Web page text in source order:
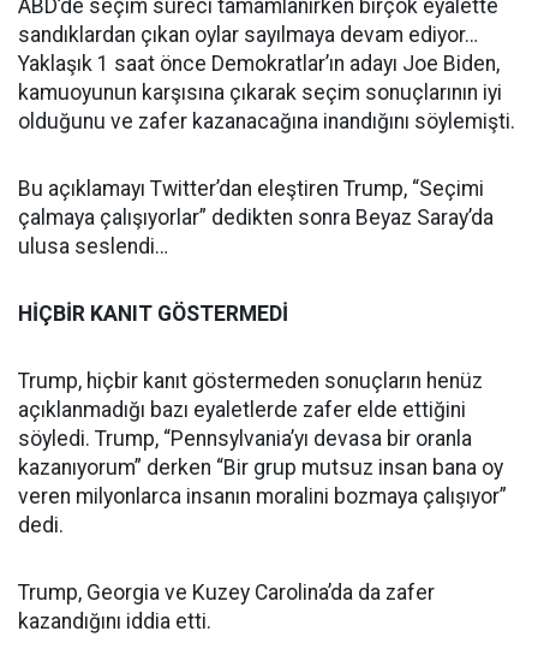
ABD’de seçim süreci tamamlanırken birçok eyalette
sandıklardan çıkan oylar sayılmaya devam ediyor…
Yaklaşık 1 saat önce Demokratlar’ın adayı Joe Biden,
kamuoyunun karşısına çıkarak seçim sonuçlarının iyi
olduğunu ve zafer kazanacağına inandığını söylemişti.
Bu açıklamayı Twitter’dan eleştiren Trump, “Seçimi
çalmaya çalışıyorlar” dedikten sonra Beyaz Saray’da
ulusa seslendi…
HİÇBİR KANIT GÖSTERMEDİ
Trump, hiçbir kanıt göstermeden sonuçların henüz
açıklanmadığı bazı eyaletlerde zafer elde ettiğini
söyledi. Trump, “Pennsylvania’yı devasa bir oranla
kazanıyorum” derken “Bir grup mutsuz insan bana oy
veren milyonlarca insanın moralini bozmaya çalışıyor”
dedi.
Trump, Georgia ve Kuzey Carolina’da da zafer
kazandığını iddia etti.